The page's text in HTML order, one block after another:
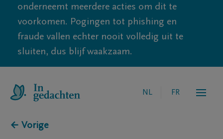
onderneemt meerdere acties om dit te
voorkomen. Pogingen tot phishing en
fraude vallen echter nooit volledig uit te
sluiten, dus blijf waakzaam.
NL FR
← Vorige